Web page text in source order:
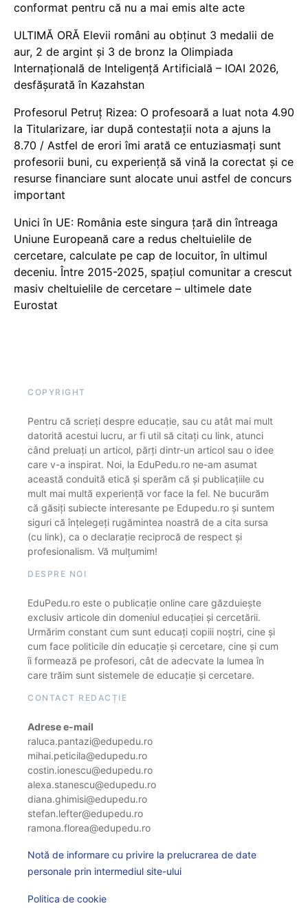
conformat pentru că nu a mai emis alte acte
ULTIMĂ ORĂ Elevii români au obținut 3 medalii de
aur, 2 de argint și 3 de bronz la Olimpiada
Internațională de Inteligență Artificială – IOAI 2026,
desfășurată în Kazahstan
Profesorul Petruț Rizea: O profesoară a luat nota 4.90
la Titularizare, iar după contestații nota a ajuns la
8.70 / Astfel de erori îmi arată ce entuziasmați sunt
profesorii buni, cu experiență să vină la corectat și ce
resurse financiare sunt alocate unui astfel de concurs
important
Unici în UE: România este singura țară din întreaga
Uniune Europeană care a redus cheltuielile de
cercetare, calculate pe cap de locuitor, în ultimul
deceniu. Între 2015-2025, spațiul comunitar a crescut
masiv cheltuielile de cercetare – ultimele date
Eurostat
COPYRIGHT
Pentru că scrieți despre educație, sau cu atât mai mult
datorită acestui lucru, ar fi util să citați cu link, atunci
când preluați un articol, părți dintr-un articol sau o idee
care v-a inspirat. Noi, la EduPedu.ro ne-am asumat
această conduită etică și sperăm că și publicațiile cu
mult mai multă experiență vor face la fel. Ne bucurăm
că găsiți subiecte interesante pe Edupedu.ro și suntem
siguri că înțelegeți rugămintea noastră de a cita sursa
(cu link), ca o declarație reciprocă de respect și
profesionalism. Vă mulțumim!
DESPRE NOI
EduPedu.ro este o publicație online care găzduiește
exclusiv articole din domeniul educației și cercetării.
Urmărim constant cum sunt educați copiii noștri, cine și
cum face politicile din educație și cercetare, cine și cum
îi formează pe profesori, cât de adecvate la lumea în
care trăim sunt sistemele de educație și cercetare.
CONTACT REDACȚIE
Adrese e-mail
raluca.pantazi@edupedu.ro
mihai.peticila@edupedu.ro
costin.ionescu@edupedu.ro
alexa.stanescu@edupedu.ro
diana.ghimisi@edupedu.ro
stefan.lefter@edupedu.ro
ramona.florea@edupedu.ro
Notă de informare cu privire la prelucrarea de date
personale prin intermediul site-ului
Politica de cookie